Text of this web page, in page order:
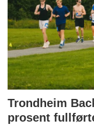
Trondheim
prosent